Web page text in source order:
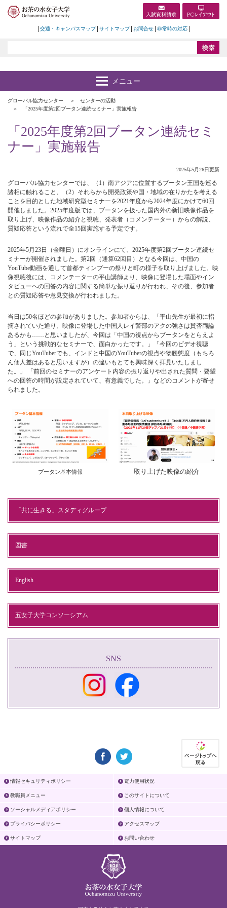
交通・キャンパスマップ サイトマップ お問合せ 非常時の対応
グローバル協力センター
センターの活動
「2025年度第2回ブータン連続セミナー」実施報告
「2025年度第2回ブータン連続セミ
ナー」実施報告
2025年5月26日更新
グローバル協力センターでは、（1）南アジアに位置するブータン王国を巡る
諸相に触れること、（2）それらから開発政策や国・地域の在りかたを考える
ことを目的とした地域研究型セミナーを2021年度から2024年度にかけて60回
開催しました。2025年度版では、ブータンを扱った国内外の新旧映像作品を
取り上げ、映像作品の紹介と視聴、発表者（コメンテーター）からの解説、
質疑応答という流れで全15回実施する予定です。
2025年5月23日（金曜日）にオンラインにて、2025年度第2回ブータン連続セ
ミナーが開催されました。第2回（通算62回目）となる今回は、中国の
YouTube動画を通して首都ティンプーの祭りと町の様子を取り上げました。映
像視聴後には、コメンテーターの平山講師より、映像に登場した場面やイン
タビューへの回答の内容に関する簡単な振り返りが行われ、その後、参加者
との質疑応答や意見交換が行われました。
当日は50名ほどの参加がありました。参加者からは、「平山先生が最初に指
摘されていた通り、映像に登場した中国人レイ警部のアクの強さは賛否両論
あるかも……と思いましたが、今回は「中国の視点からブータンをとらえよ
う」という挑戦的なセミナーで、面白かったです。」「今回のビデオ視聴
で、同じYouTuberでも、インドと中国のYouTuberの視点や物腰態度（もちろ
ん個人差はあると思いますが）の違いもとても興味深く拝見いたしまし
た。」 「前回のセミナーのアンケート内容の振り返りや出された質問・要望
への回答の時間が設定されていて、有意義でした。」などのコメントが寄せ
られました。
ブータン基本情報 取り上げた映像の紹介
「共に生きる」スタディグループ
図書
English
五女子大学コンソーシアム
SNS
情報セキュリティポリシー 電力使用状況
教職員メニュー このサイトについて
ソーシャルメディアポリシー 個人情報について
プライバシーポリシー アクセスマップ
サイトマップ お問い合わせ